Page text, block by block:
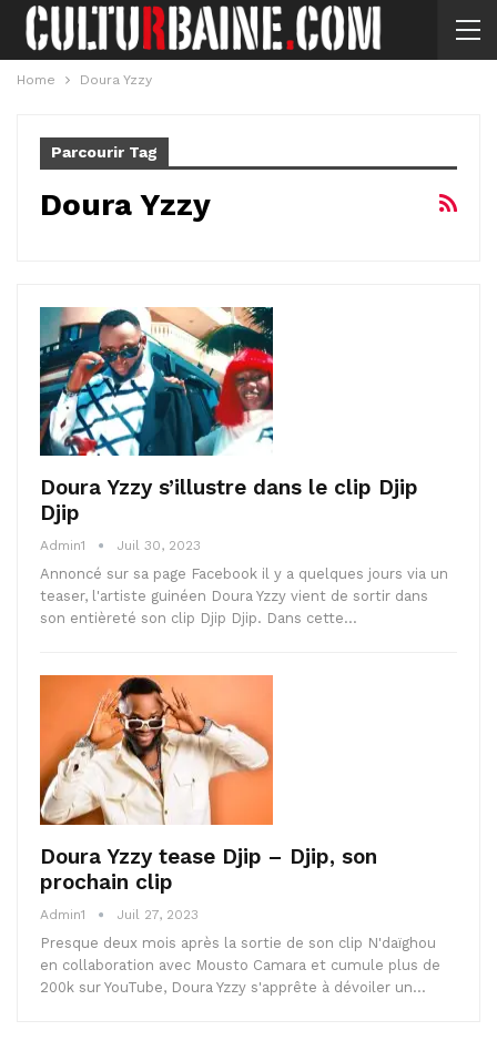
Home Doura Yzzy
Parcourir Tag
Doura Yzzy
Doura Yzzy s’illustre dans le clip Djip
Djip
Admin1 Juil 30, 2023
Annoncé sur sa page Facebook il y a quelques jours via un
teaser, l'artiste guinéen Doura Yzzy vient de sortir dans
son entièreté son clip Djip Djip. Dans cette…
Doura Yzzy tease Djip – Djip, son
prochain clip
Admin1 Juil 27, 2023
Presque deux mois après la sortie de son clip N'daïghou
en collaboration avec Mousto Camara et cumule plus de
200k sur YouTube, Doura Yzzy s'apprête à dévoiler un…